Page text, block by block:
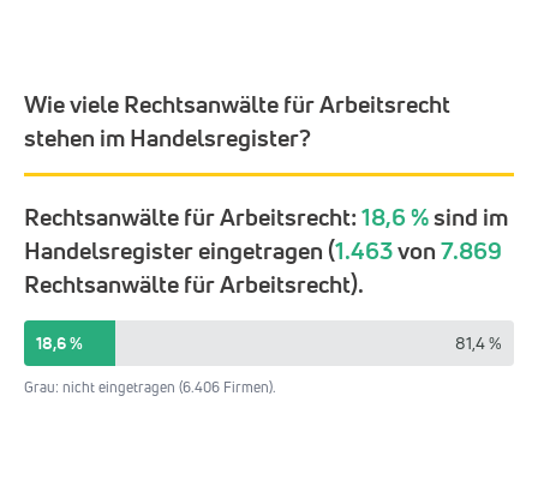
Wie viele Rechtsanwälte für Arbeitsrecht
stehen im Handelsregister?
Rechtsanwälte für Arbeitsrecht:18,6 %sind im
Handelsregister eingetragen (1.463von7.869
Rechtsanwälte für Arbeitsrecht).
18,6 % 81,4 %
Grau: nicht eingetragen (6.406 Firmen).